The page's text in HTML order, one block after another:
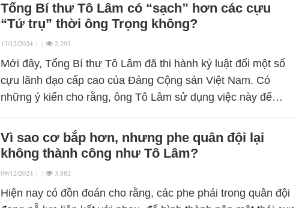
Tổng Bí thư Tô Lâm có “sạch” hơn các cựu
“Tứ trụ” thời ông Trọng không?
17/12/2024 | | 2.292
Mới đây, Tổng Bí thư Tô Lâm đã thi hành kỷ luật đối một số
cựu lãnh đạo cấp cao của Đảng Cộng sản Việt Nam. Có
những ý kiến cho rằng, ông Tô Lâm sử dụng việc này để…
Vì sao cơ bắp hơn, nhưng phe quân đội lại
không thành công như Tô Lâm?
09/12/2024 | | 3.882
Hiện nay có đồn đoán cho rằng, các phe phái trong quân đội